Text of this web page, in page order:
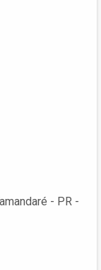
- PR -